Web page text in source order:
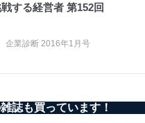
によるカスタマーQ＆A
等による商品、サービ
のため
などの雇用管理等のた
する経営者 第152回
企業診断 2016年1月号
誌も買っています！